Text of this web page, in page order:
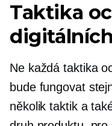
Taktika
Ne každá taktika
bude fungovat
několik taktik a